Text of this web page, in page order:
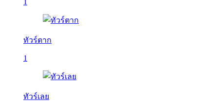
1
ทัวร์ตาก
1
ทัวร์เลย